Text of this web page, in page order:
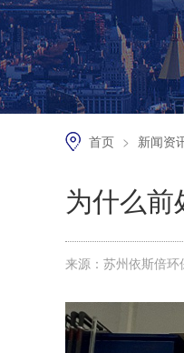
首页 > 新闻资
为什么
来源：苏州依斯倍